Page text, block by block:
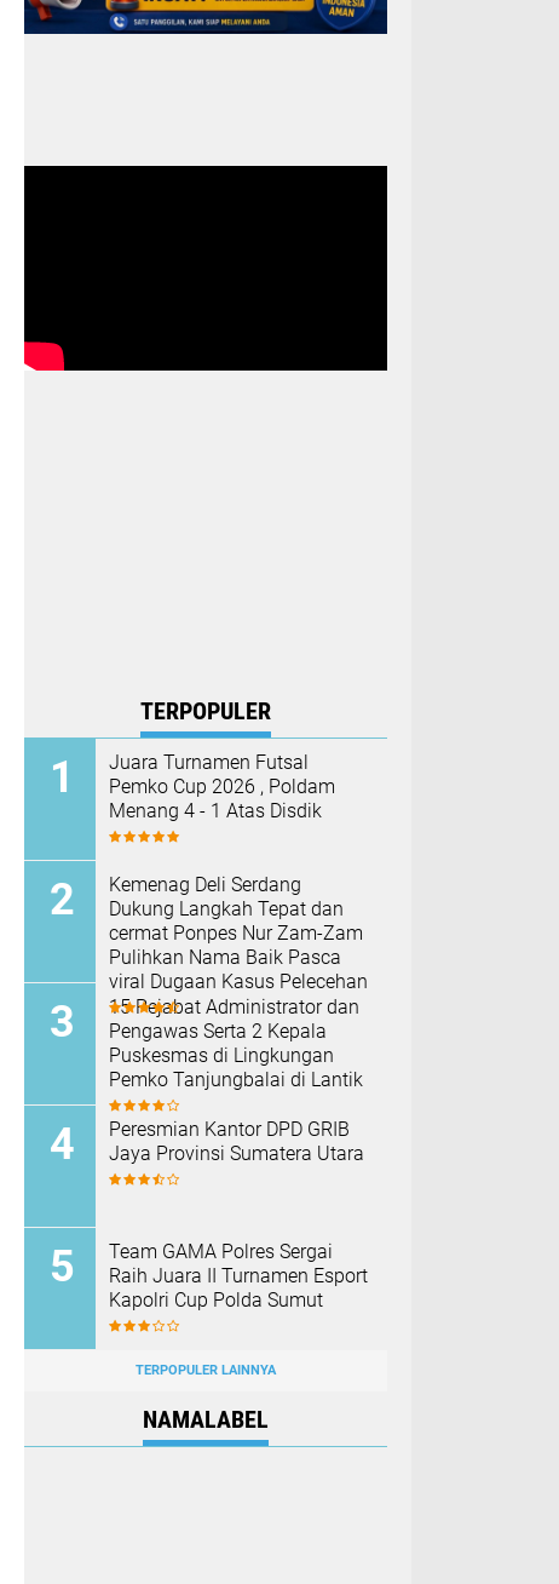
TERPOPULER
Juara Turnamen Futsal
Pemko Cup 2026 , Poldam
Menang 4 - 1 Atas Disdik
Kemenag Deli Serdang
Dukung Langkah Tepat dan
cermat Ponpes Nur Zam-Zam
Pulihkan Nama Baik Pasca
viral Dugaan Kasus Pelecehan
15 Pejabat Administrator dan
Pengawas Serta 2 Kepala
Puskesmas di Lingkungan
Pemko Tanjungbalai di Lantik
Peresmian Kantor DPD GRIB
Jaya Provinsi Sumatera Utara
Team GAMA Polres Sergai
Raih Juara II Turnamen Esport
Kapolri Cup Polda Sumut
TERPOPULER LAINNYA
NAMALABEL